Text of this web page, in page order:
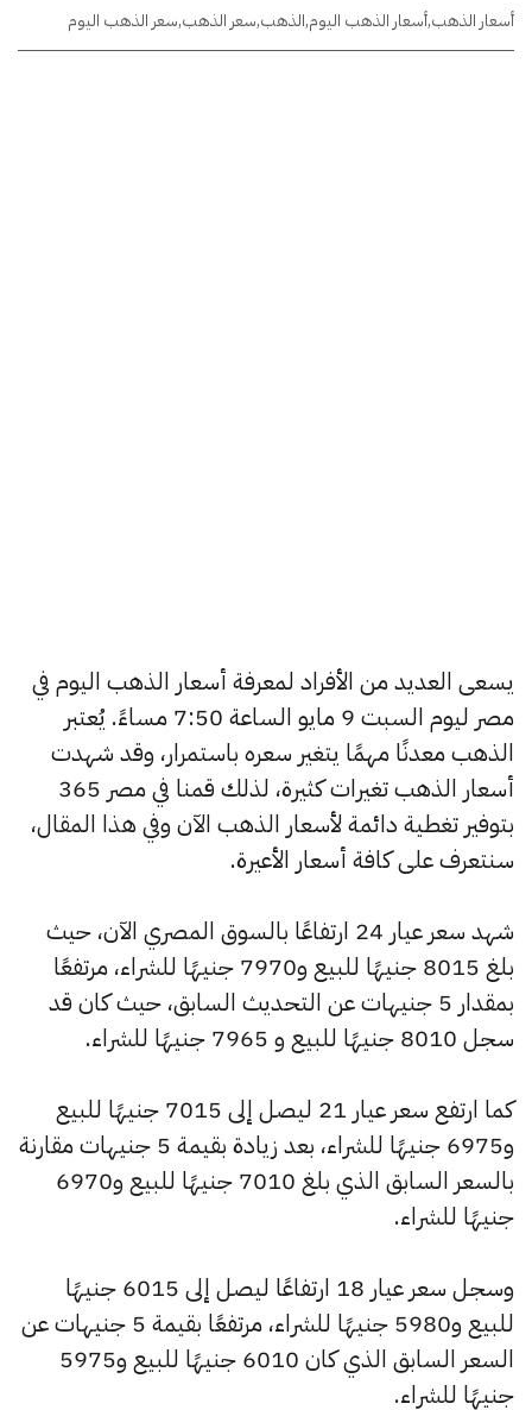
أسعار الذهب,أسعار الذهب اليوم,الذهب,سعر الذهب,سعر الذهب اليوم
يسعى العديد من الأفراد لمعرفة أسعار الذهب اليوم في
مصر ليوم السبت 9 مايو الساعة 7:50 مساءً. يُعتبر
الذهب معدنًا مهمًا يتغير سعره باستمرار، وقد شهدت
أسعار الذهب تغيرات كثيرة، لذلك قمنا في مصر 365
بتوفير تغطية دائمة لأسعار الذهب الآن وفي هذا المقال،
سنتعرف على كافة أسعار الأعيرة.
شهد سعر عيار 24 ارتفاعًا بالسوق المصري الآن، حيث
بلغ 8015 جنيهًا للبيع و7970 جنيهًا للشراء، مرتفعًا
بمقدار 5 جنيهات عن التحديث السابق، حيث كان قد
سجل 8010 جنيهًا للبيع و 7965 جنيهًا للشراء.
كما ارتفع سعر عيار 21 ليصل إلى 7015 جنيهًا للبيع
و6975 جنيهًا للشراء، بعد زيادة بقيمة 5 جنيهات مقارنة
بالسعر السابق الذي بلغ 7010 جنيهًا للبيع و6970
جنيهًا للشراء.
وسجل سعر عيار 18 ارتفاعًا ليصل إلى 6015 جنيهًا
للبيع و5980 جنيهًا للشراء، مرتفعًا بقيمة 5 جنيهات عن
السعر السابق الذي كان 6010 جنيهًا للبيع و5975
جنيهًا للشراء.